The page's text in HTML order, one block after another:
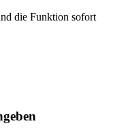
die Funktion sofort